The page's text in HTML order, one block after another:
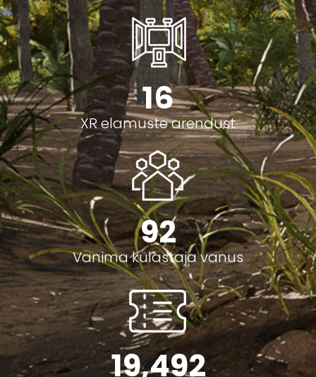
XR elamuste arendust
16
Vanima külastaja vanus
92
19,492